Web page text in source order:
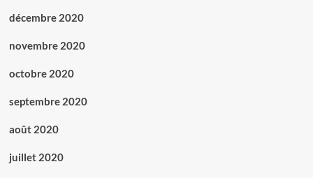
décembre 2020
novembre 2020
octobre 2020
septembre 2020
août 2020
juillet 2020